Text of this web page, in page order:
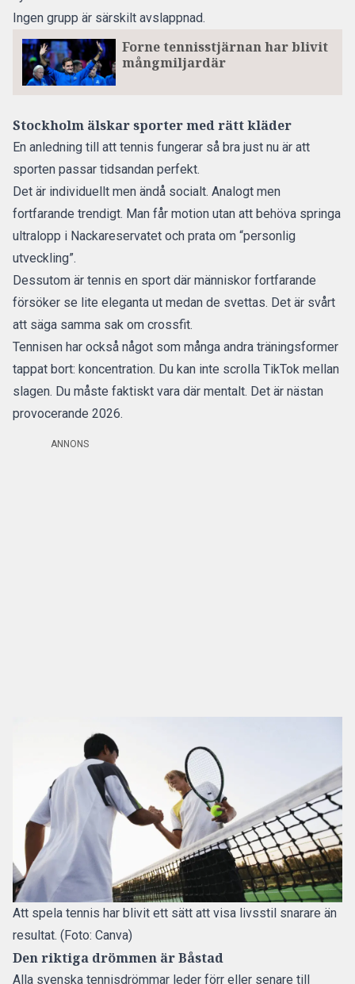
Ingen grupp är särskilt avslappnad.
Forne tennisstjärnan har blivit
mångmiljardär
Stockholm älskar sporter med rätt kläder
En anledning till att tennis fungerar så bra just nu är att
sporten passar tidsandan perfekt.
Det är individuellt men ändå socialt. Analogt men
fortfarande trendigt. Man får motion utan att behöva springa
ultralopp i Nackareservatet och prata om “personlig
utveckling”.
Dessutom är tennis en sport där människor fortfarande
försöker se lite eleganta ut medan de svettas. Det är svårt
att säga samma sak om crossfit.
Tennisen har också något som många andra träningsformer
tappat bort: koncentration. Du kan inte scrolla TikTok mellan
slagen. Du måste faktiskt vara där mentalt. Det är nästan
provocerande 2026.
ANNONS
Att spela tennis har blivit ett sätt att visa livsstil snarare än
resultat. (Foto: Canva)
Den riktiga drömmen är Båstad
Alla svenska tennisdrömmar leder förr eller senare till